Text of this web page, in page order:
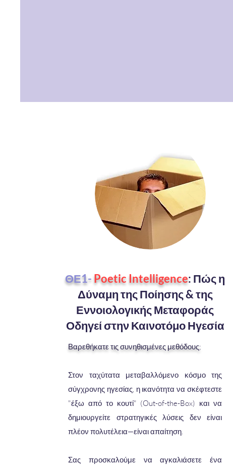
ΘΕ1-Poetic Intelligence: Πώς η
Δύναμη της Ποίησης & της
Εννοιολογικής Μεταφοράς
Οδηγεί στην Καινοτόμο Ηγεσία
Βαρεθήκατε τις συνηθισμένες μεθόδους;
Στον ταχύτατα μεταβαλλόμενο κόσμο της
σύγχρονης ηγεσίας, η ικανότητα να σκέφτεστε
"έξω από το κουτί" (Out-of-the-Box) και να
δημιουργείτε στρατηγικές λύσεις δεν είναι
πλέον πολυτέλεια—είναι απαίτηση.
Σας προσκαλούμε να αγκαλιάσετε ένα